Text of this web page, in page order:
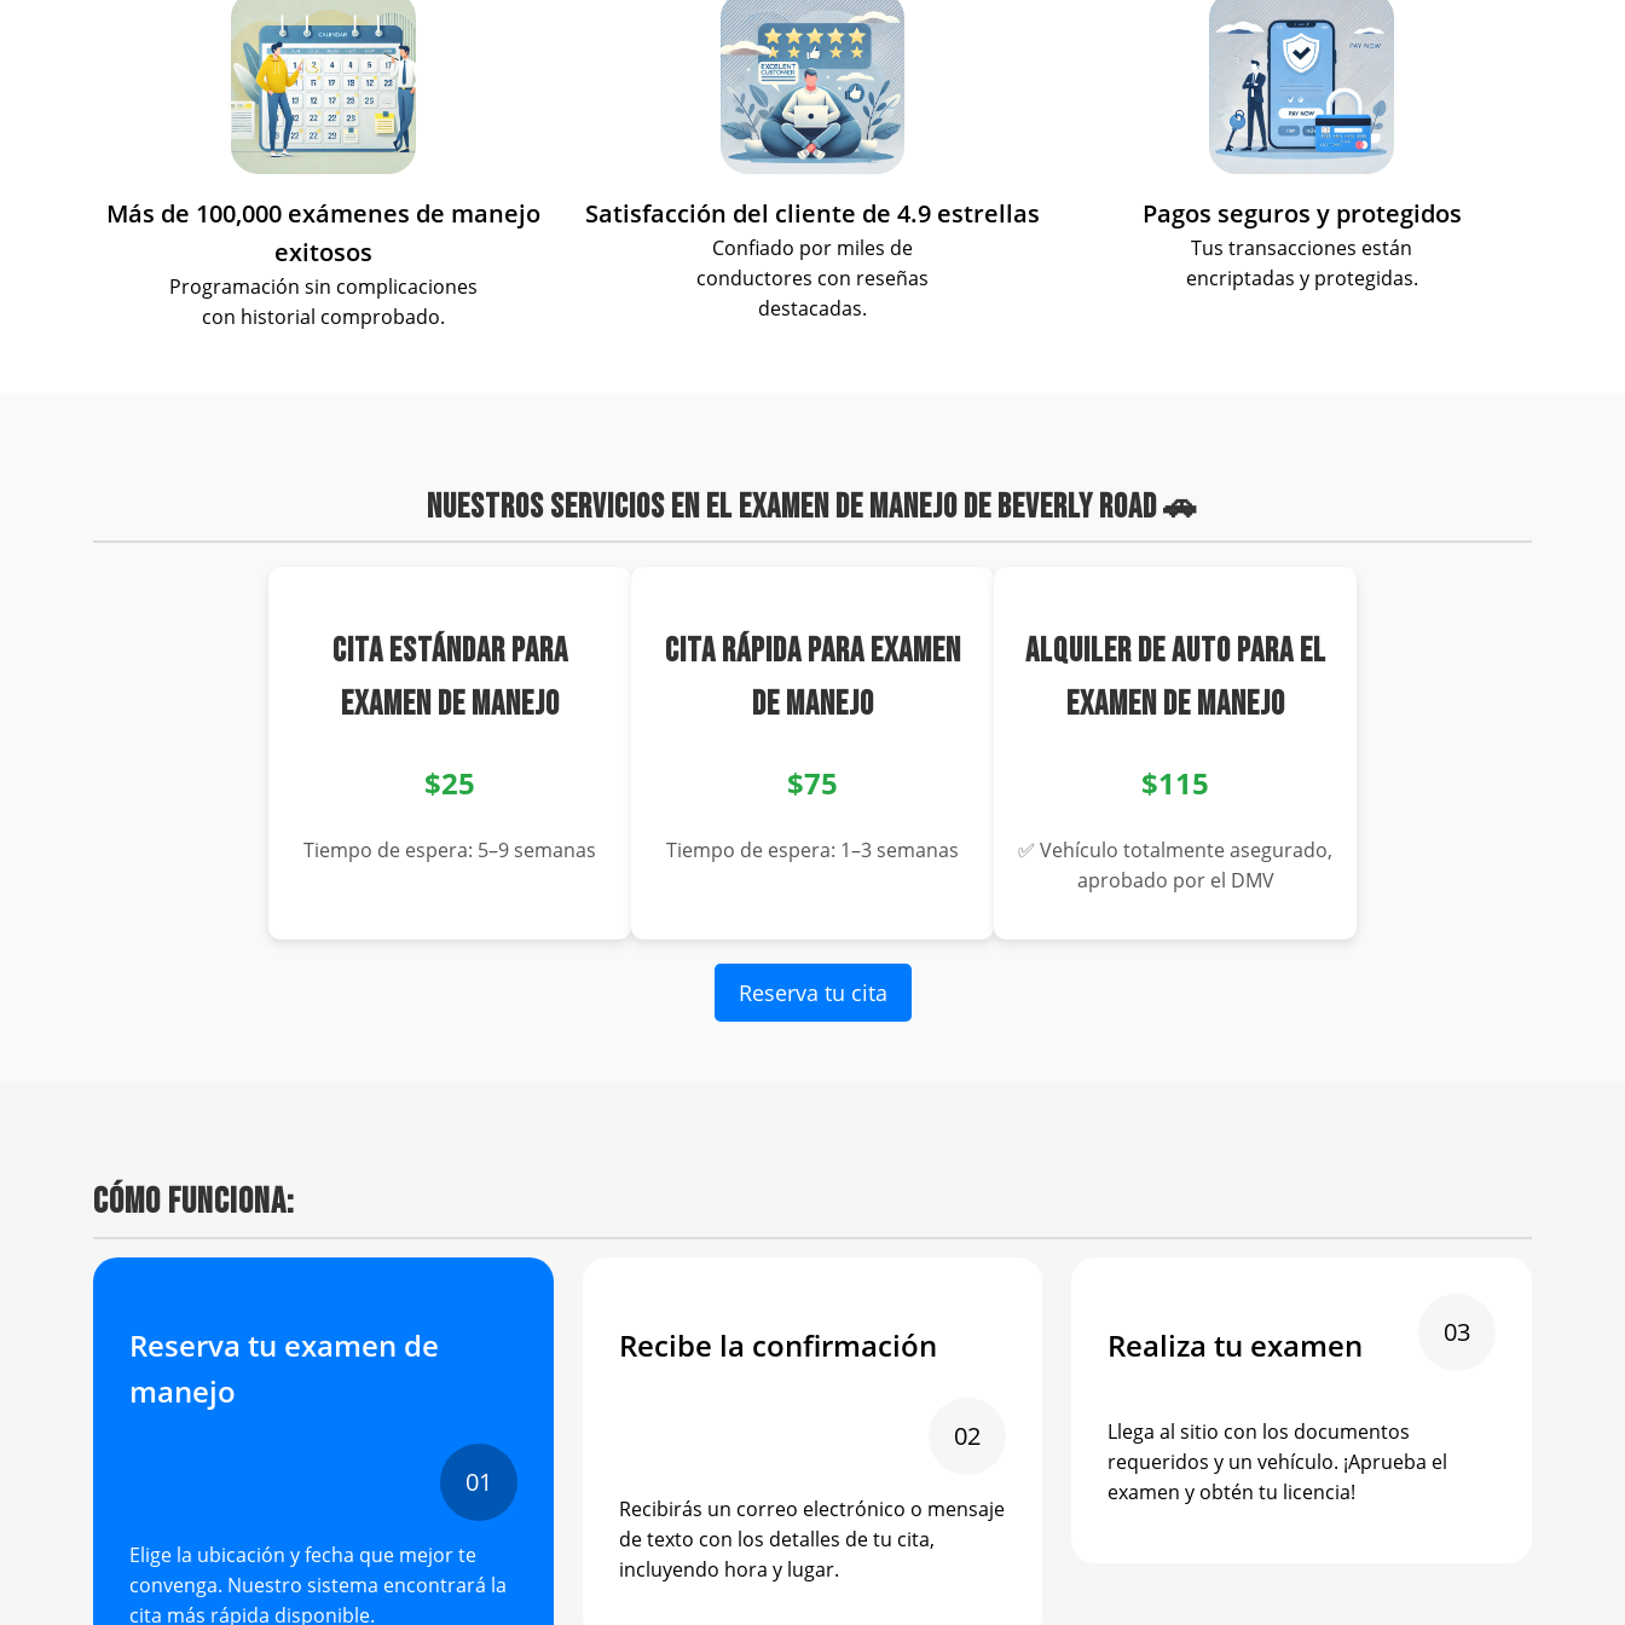
Más de 100,000 exámenes de manejo
exitosos
Programación sin complicaciones
con historial comprobado.
Satisfacción del cliente de 4.9 estrellas
Confiado por miles de
conductores con reseñas
destacadas.
Pagos seguros y protegidos
Tus transacciones están
encriptadas y protegidas.
NUESTROS SERVICIOS EN EL EXAMEN DE MANEJO DE BEVERLY ROAD 🚗
CITA ESTÁNDAR PARA
EXAMEN DE MANEJO
$25
Tiempo de espera: 5–9 semanas
CITA RÁPIDA PARA EXAMEN
DE MANEJO
$75
Tiempo de espera: 1–3 semanas
ALQUILER DE AUTO PARA EL
EXAMEN DE MANEJO
$115
✅ Vehículo totalmente asegurado,
aprobado por el DMV
Reserva tu cita
CÓMO FUNCIONA:
Reserva tu examen de
manejo
01
Elige la ubicación y fecha que mejor te
convenga. Nuestro sistema encontrará la
cita más rápida disponible.
Recibe la confirmación
02
Recibirás un correo electrónico o mensaje
de texto con los detalles de tu cita,
incluyendo hora y lugar.
Realiza tu examen 03
Llega al sitio con los documentos
requeridos y un vehículo. ¡Aprueba el
examen y obtén tu licencia!